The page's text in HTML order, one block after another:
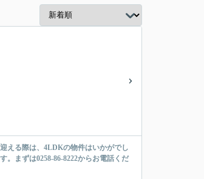
える際は、4LDKの物件はいかがでし
。まずは0258-86-8222からお電話くだ